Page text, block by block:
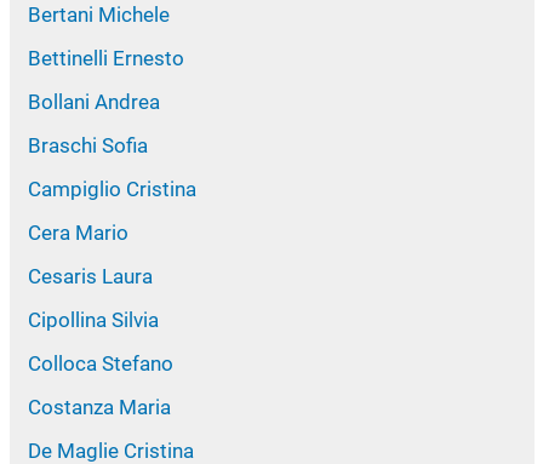
Bertani Michele
Bettinelli Ernesto
Bollani Andrea
Braschi Sofia
Campiglio Cristina
Cera Mario
Cesaris Laura
Cipollina Silvia
Colloca Stefano
Costanza Maria
De Maglie Cristina